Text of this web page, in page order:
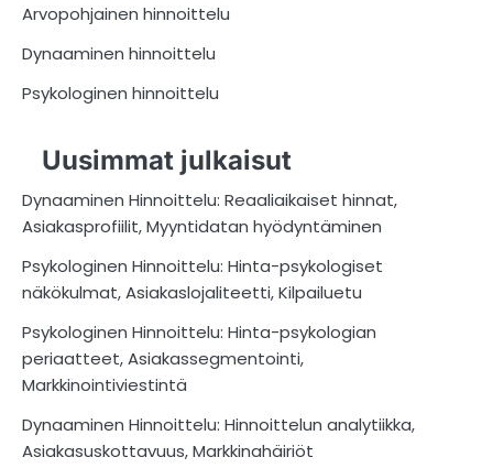
Arvopohjainen hinnoittelu
Dynaaminen hinnoittelu
Psykologinen hinnoittelu
Uusimmat julkaisut
Dynaaminen Hinnoittelu: Reaaliaikaiset hinnat,
Asiakasprofiilit, Myyntidatan hyödyntäminen
Psykologinen Hinnoittelu: Hinta-psykologiset
näkökulmat, Asiakaslojaliteetti, Kilpailuetu
Psykologinen Hinnoittelu: Hinta-psykologian
periaatteet, Asiakassegmentointi,
Markkinointiviestintä
Dynaaminen Hinnoittelu: Hinnoittelun analytiikka,
Asiakasuskottavuus, Markkinahäiriöt